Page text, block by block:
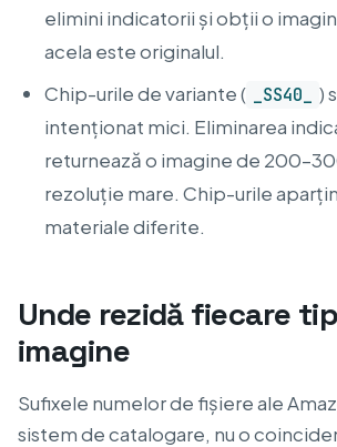
elimini indicatorii și obții o
acela este originalul.
Chip-urile de variante (
_SS40_
)
intenționat mici. Eliminarea
returnează o imagine de
rezoluție mare. Chip-urile
materiale diferite.
Unde rezidă fiecare
imagine
Sufixele numelor de fișiere ale
sistem de catalogare, nu o